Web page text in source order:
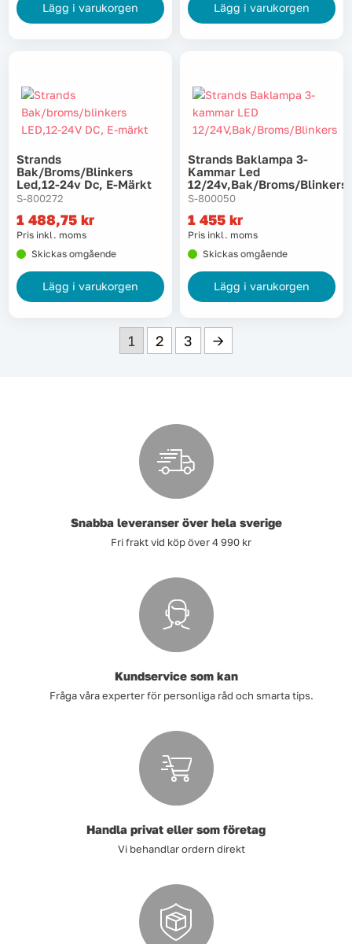
Lägg i varukorgen Lägg i varukorgen
Strands
Bak/broms/blinkers
Led,12-24v Dc, E-Märkt
S-800272
1 488,75 kr
Pris inkl. moms
Skickas omgående
Lägg i varukorgen
Strands Baklampa 3-
Kammar Led
12/24v,bak/broms/blinkers
S-800050
1 455 kr
Pris inkl. moms
Skickas omgående
Lägg i varukorgen
1 2 3 →
Snabba leveranser över hela sverige
Fri frakt vid köp över 4 990 kr
Kundservice som kan
Fråga våra experter för personliga råd och smarta tips.
Handla privat eller som företag
Vi behandlar ordern direkt